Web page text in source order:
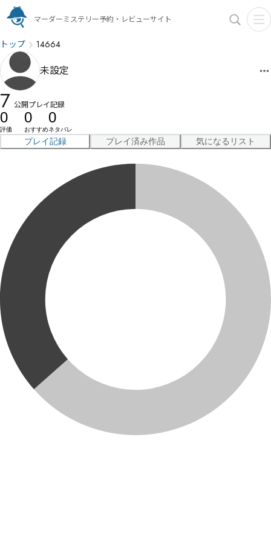
マーダーミステリー予約・レビューサイト
トップ 14664
未設定
7 公開プレイ記録
0
評価
0
おすすめ
0
ネタバレ
プレイ記録 プレイ済み作品 気になるリスト